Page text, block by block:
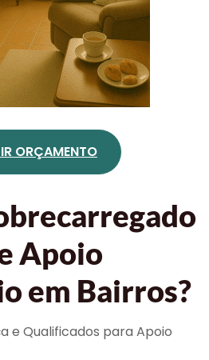
ORÇAMENTO
Apoio
em Bairros?
e Qualificados para Apoio